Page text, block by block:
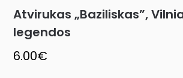
Atvirukas „Baziliskas”,
legendos
6.00€